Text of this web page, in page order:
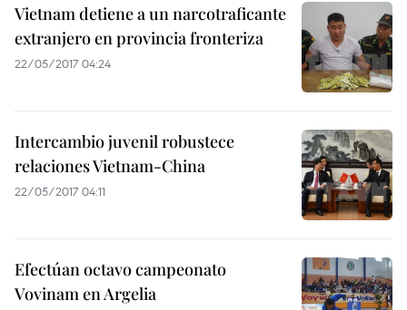
Vietnam detiene a un narcotraficante
extranjero en provincia fronteriza
22/05/2017 04:24
Intercambio juvenil robustece
relaciones Vietnam-China
22/05/2017 04:11
Efectúan octavo campeonato
Vovinam en Argelia